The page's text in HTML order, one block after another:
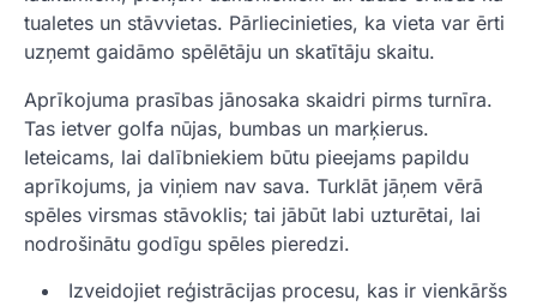
tualetes un stāvvietas. Pārliecinieties, ka vieta var ērti
uzņemt gaidāmo spēlētāju un skatītāju skaitu.
Aprīkojuma prasības jānosaka skaidri pirms turnīra.
Tas ietver golfa nūjas, bumbas un marķierus.
Ieteicams, lai dalībniekiem būtu pieejams papildu
aprīkojums, ja viņiem nav sava. Turklāt jāņem vērā
spēles virsmas stāvoklis; tai jābūt labi uzturētai, lai
nodrošinātu godīgu spēles pieredzi.
Izveidojiet reģistrācijas procesu, kas ir vienkāršs